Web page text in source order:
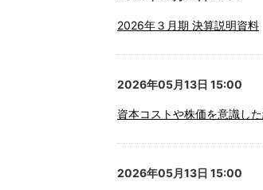
2026年３月期 決算説明資料
2026年05月13日 15:00
資本コストや株価を意識し
2026年05月13日 15:00